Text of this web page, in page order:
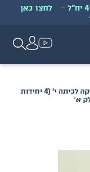
–
לחצו כאן
מתמטיקה לכיתה י׳ (4 יחידות
א׳